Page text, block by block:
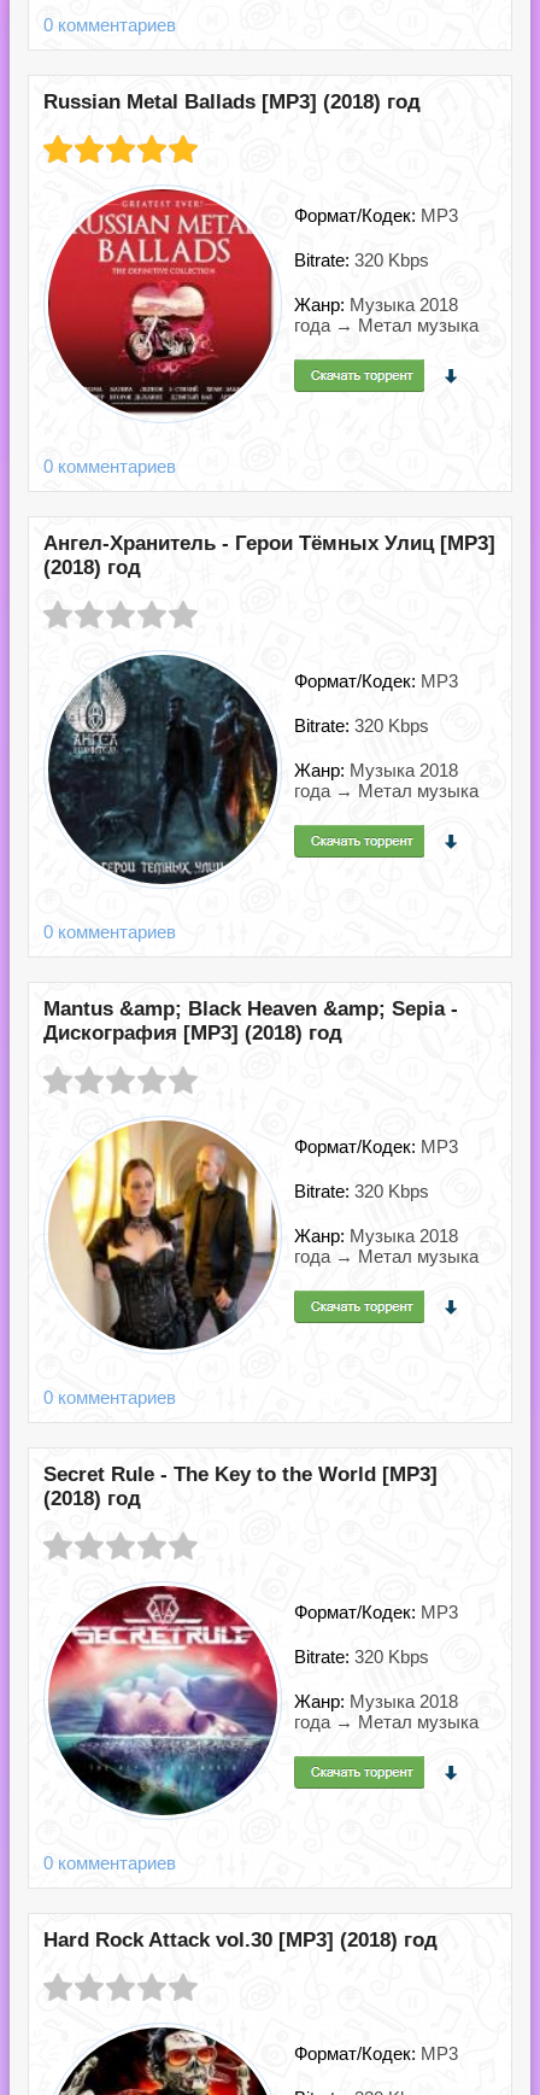
0 комментариев
Russian Metal Ballads [MP3] (2018) год
Формат/Кодек: MP3
Bitrate: 320 Kbps
Жанр: Музыка 2018
года → Метал музыка
0 комментариев
Ангел-Хранитель - Герои Тёмных Улиц [MP3]
(2018) год
Формат/Кодек: MP3
Bitrate: 320 Kbps
Жанр: Музыка 2018
года → Метал музыка
0 комментариев
Mantus &amp; Black Heaven &amp; Sepia -
Дискография [MP3] (2018) год
Формат/Кодек: MP3
Bitrate: 320 Kbps
Жанр: Музыка 2018
года → Метал музыка
0 комментариев
Secret Rule - The Key to the World [MP3]
(2018) год
Формат/Кодек: MP3
Bitrate: 320 Kbps
Жанр: Музыка 2018
года → Метал музыка
0 комментариев
Hard Rock Attack vol.30 [MP3] (2018) год
Формат/Кодек: MP3